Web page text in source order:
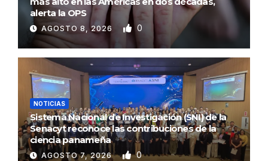
alerta la OPS
AGOSTO 8, 2026 0
NOTICIAS
Sistema Nacional de Investigación (SNI) de la
Senacyt reconoce las contribuciones de la
ciencia panameña
AGOSTO 7, 2026 0